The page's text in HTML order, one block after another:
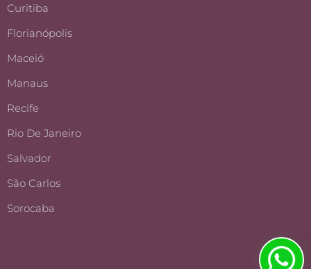
Curitiba
Florianópolis
Maceió
Manaus
Recife
Rio De Janeiro
Salvador
São Carlos
Sorocaba